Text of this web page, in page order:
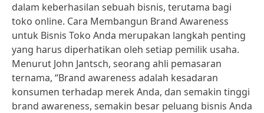
dalam keberhasilan sebuah bisnis, terutama bagi
toko online. Cara Membangun Brand Awareness
untuk Bisnis Toko Anda merupakan langkah penting
yang harus diperhatikan oleh setiap pemilik usaha.
Menurut John Jantsch, seorang ahli pemasaran
ternama, “Brand awareness adalah kesadaran
konsumen terhadap merek Anda, dan semakin tinggi
brand awareness, semakin besar peluang bisnis Anda